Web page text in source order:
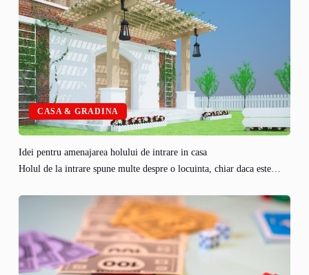
CASA & GRADINA
Idei pentru amenajarea holului de intrare in casa
Holul de la intrare spune multe despre o locuinta, chiar daca este…